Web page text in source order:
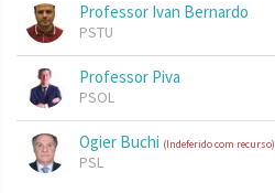
Professor Ivan Bernardo
PSTU
Professor Piva
PSOL
Ogier Buchi (Indeferido com recurso)
PSL